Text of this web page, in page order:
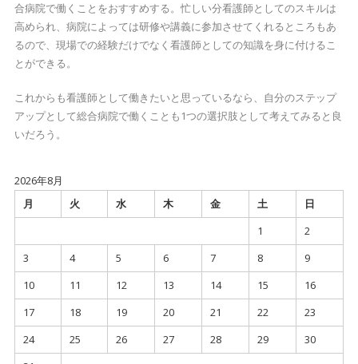
合病院で働くことをおすすめする。忙しい分看護師としてのスキルは
高められ、病院によっては研修や講義に参加させてくれるところもあ
るので、現場での経験だけでなく看護師としての知識を身に付けるこ
とができる。
これからも看護師として働きたいと思っているなら、自分のステップ
アップとして総合病院で働くことも1つの選択肢として考えてみると良
いだろう。
2026年8月
月
火 水 木 金 土
日
1
2
3
4 5 6 7 8
9
10
11 12 13 14 15
16
17
18 19 20 21 22
23
24
25 26 27 28 29
30